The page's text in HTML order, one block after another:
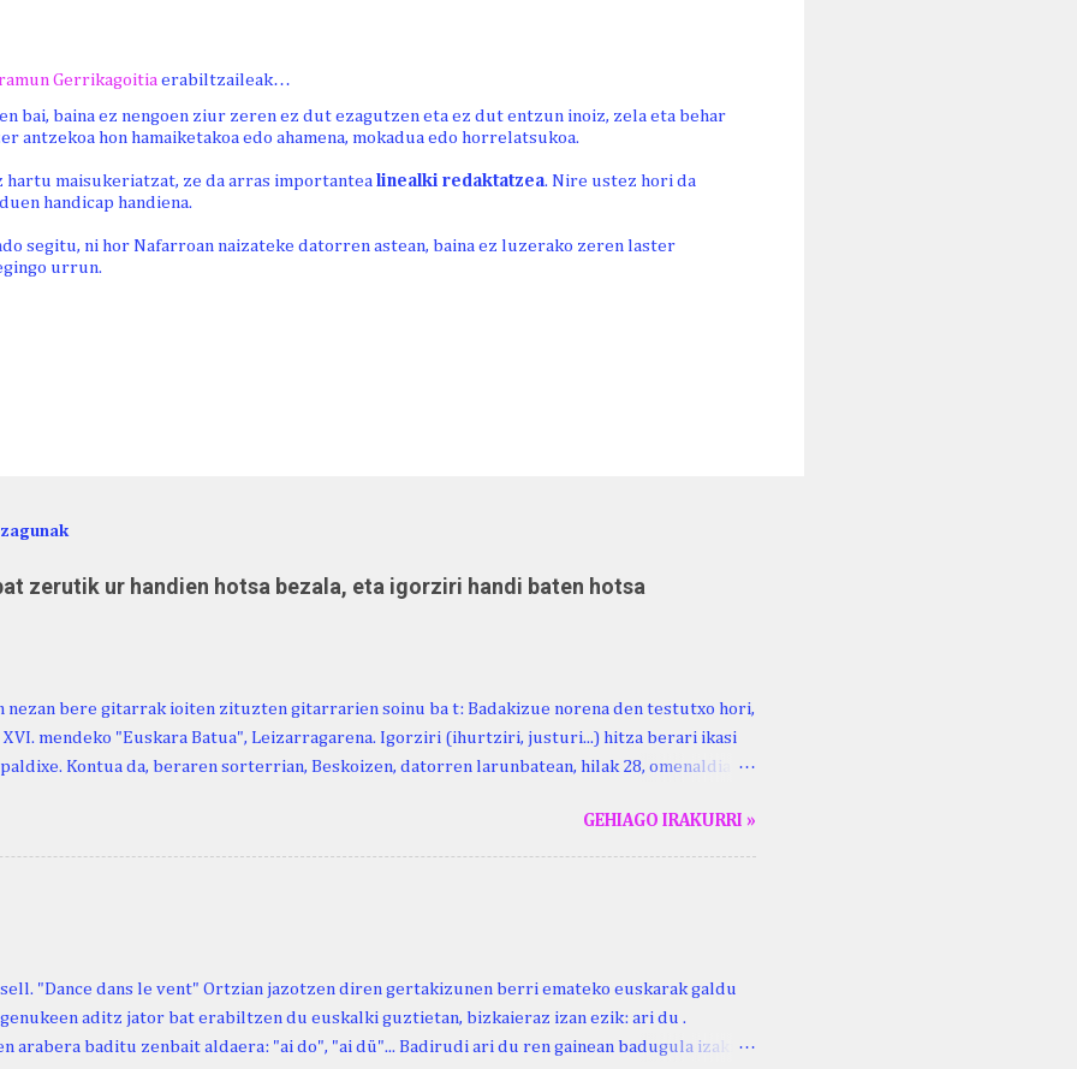
Gerrikagoitia erabiltzaileak…
bai, baina ez nengoen ziur zeren ez dut ezagutzen eta ez dut entzun inoiz, zela eta behar
antzekoa hon hamaiketakoa edo ahamena, mokadua edo horrelatsukoa.
hartu maisukeriatzat, ze da arras importantea linealki redaktatzea. Nire ustez hori da
handicap handiena.
segitu, ni hor Nafarroan naizateke datorren astean, baina ez luzerako zeren laster
urrun.
zerutik ur handien hotsa bezala, eta igorziri handi baten hotsa
nezan bere gitarrak ioiten zituzten gitarrarien soinu ba t: Badakizue norena den testutxo hori,
XVI. mendeko "Euskara Batua", Leizarragarena. Igorziri (ihurtziri, justuri...) hitza berari ikasi
Kontua da, beraren sorterrian, Beskoizen, datorren larunbatean, hilak 28, omenaldia
berri. "Leizarraga egun" izeneko omenaldia antolatu dute. Hauxe duzue Kristinari Henri
programa: - 15.00 Ongi etorria (herriko jantegian). - Henrike Knörr: Leizarraga-
GEHIAGO IRAKURRI »
"Dance dans le vent" Ortzian jazotzen diren gertakizunen berri emateko euskarak galdu
aditz jator bat erabiltzen du euskalki guztietan, bizkaieraz izan ezik: ari du .
arabera baditu zenbait aldaera: "ai do", "ai dü"... Badirudi ari du ren gainean badugula izaki